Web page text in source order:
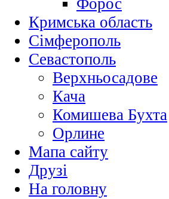
Форос
Кримська область
Сімферополь
Севастополь
Верхньосадове
Кача
Комишева Бухта
Орлине
Мапа сайту
Друзі
На головну